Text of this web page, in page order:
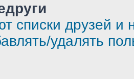
списки друзей и
удалять